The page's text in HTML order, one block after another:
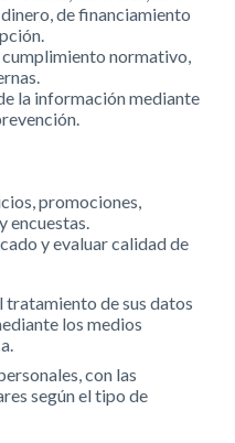
de financiamiento
normativo,
la información mediante
promociones,
encuestas.
y evaluar calidad de
de sus datos
los medios
con las
según el tipo de